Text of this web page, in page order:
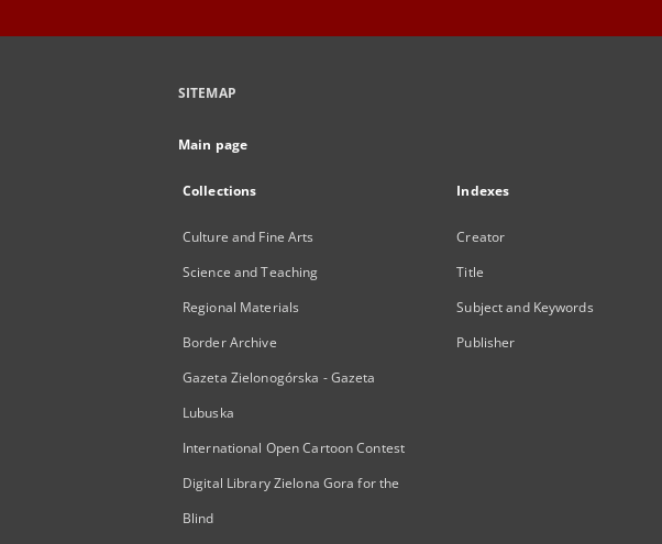
SITEMAP
Main page
Collections
Culture and Fine Arts
Science and Teaching
Regional Materials
Border Archive
Gazeta Zielonogórska - Gazeta
Lubuska
International Open Cartoon Contest
Digital Library Zielona Gora for the
Blind
Indexes
Creator
Title
Subject and Keywords
Publisher